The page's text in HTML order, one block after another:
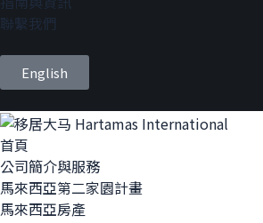
聯繫我們
English
首頁
公司簡介與服務
馬來西亞第二家園計畫
馬來西亞房產